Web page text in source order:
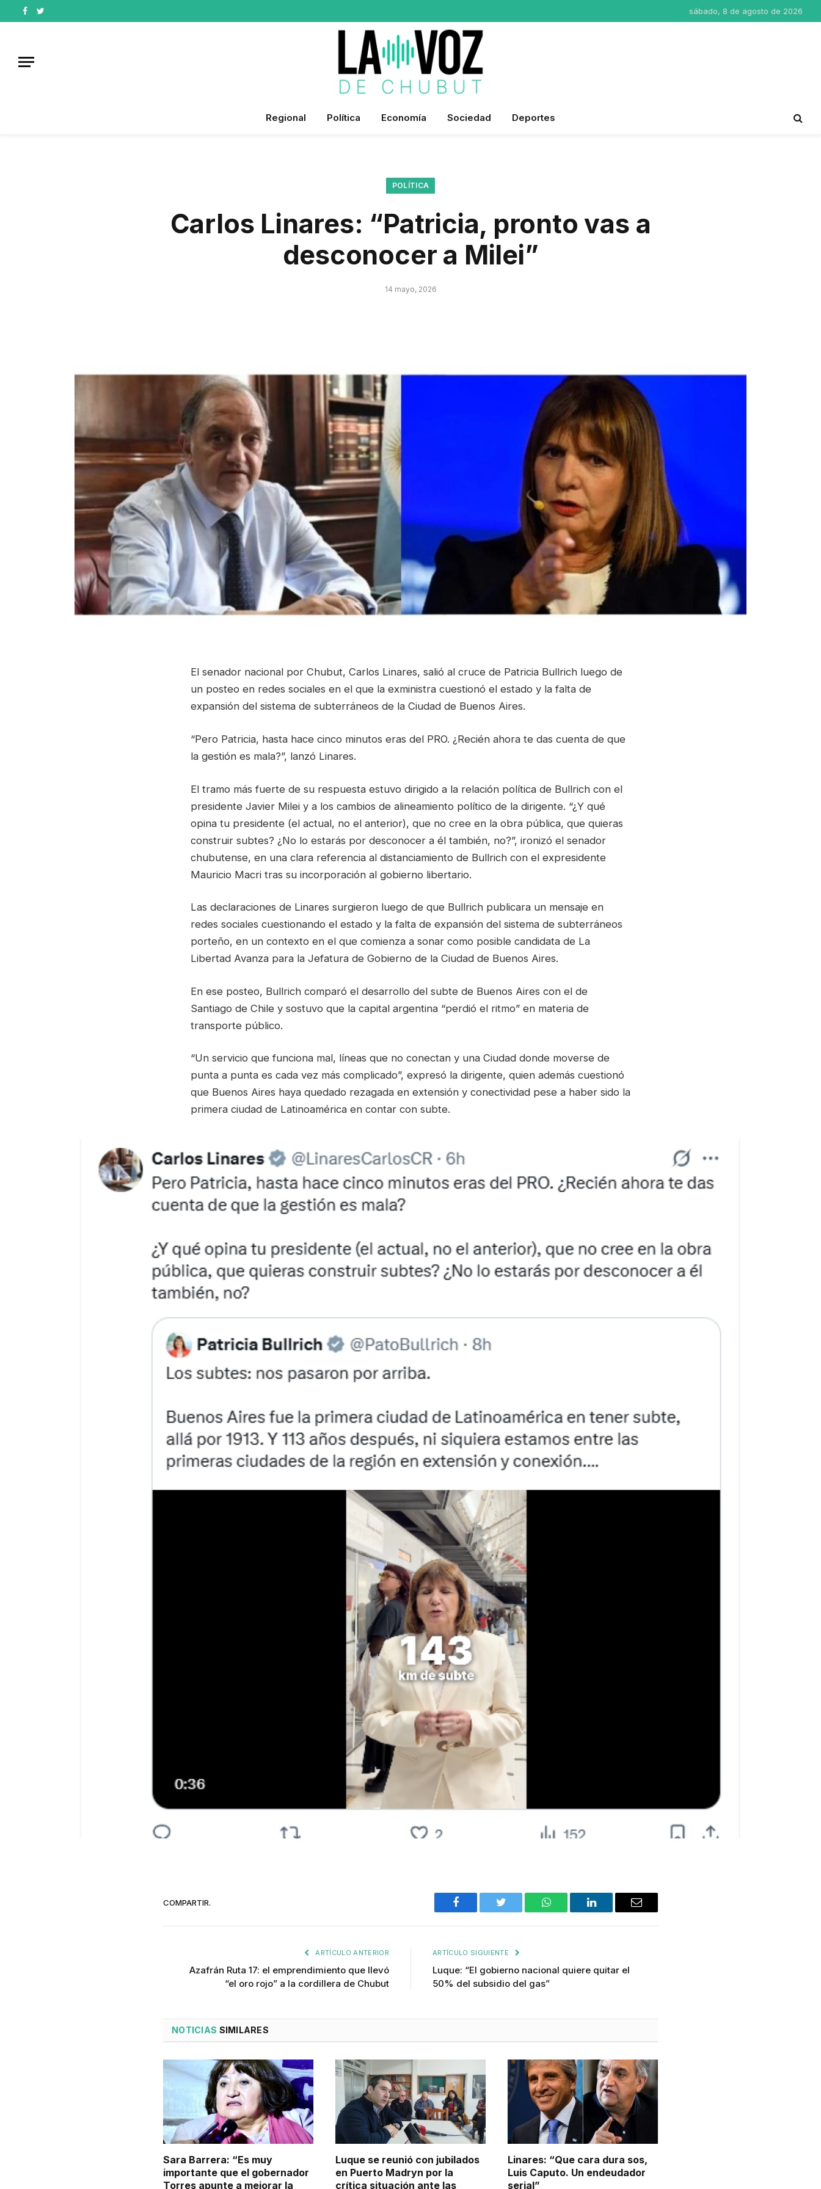
Facebook
Twitter
sábado, 8 de agosto de 2026
Regional Política Economía Sociedad Deportes
POLÍTICA
Carlos Linares: “Patricia, pronto vas a
desconocer a Milei”
14 mayo, 2026
El senador nacional por Chubut, Carlos Linares, salió al cruce de Patricia Bullrich luego de
un posteo en redes sociales en el que la exministra cuestionó el estado y la falta de
expansión del sistema de subterráneos de la Ciudad de Buenos Aires.
“Pero Patricia, hasta hace cinco minutos eras del PRO. ¿Recién ahora te das cuenta de que
la gestión es mala?”, lanzó Linares.
El tramo más fuerte de su respuesta estuvo dirigido a la relación política de Bullrich con el
presidente Javier Milei y a los cambios de alineamiento político de la dirigente. “¿Y qué
opina tu presidente (el actual, no el anterior), que no cree en la obra pública, que quieras
construir subtes? ¿No lo estarás por desconocer a él también, no?”, ironizó el senador
chubutense, en una clara referencia al distanciamiento de Bullrich con el expresidente
Mauricio Macri tras su incorporación al gobierno libertario.
Las declaraciones de Linares surgieron luego de que Bullrich publicara un mensaje en
redes sociales cuestionando el estado y la falta de expansión del sistema de subterráneos
porteño, en un contexto en el que comienza a sonar como posible candidata de La
Libertad Avanza para la Jefatura de Gobierno de la Ciudad de Buenos Aires.
En ese posteo, Bullrich comparó el desarrollo del subte de Buenos Aires con el de
Santiago de Chile y sostuvo que la capital argentina “perdió el ritmo” en materia de
transporte público.
“Un servicio que funciona mal, líneas que no conectan y una Ciudad donde moverse de
punta a punta es cada vez más complicado”, expresó la dirigente, quien además cuestionó
que Buenos Aires haya quedado rezagada en extensión y conectividad pese a haber sido la
primera ciudad de Latinoamérica en contar con subte.
COMPARTIR.
Facebook Twitter WhatsAppLinkedIn Email
ARTÍCULO ANTERIOR
Azafrán Ruta 17: el emprendimiento que llevó
“el oro rojo” a la cordillera de Chubut
ARTÍCULO SIGUIENTE
Luque: “El gobierno nacional quiere quitar el
50% del subsidio del gas”
NOTICIAS SIMILARES
Sara Barrera: “Es muy
importante que el gobernador
Torres apunte a mejorar la
Luque se reunió con jubilados
en Puerto Madryn por la
crítica situación ante las
Linares: “Que cara dura sos,
Luis Caputo. Un endeudador
serial”